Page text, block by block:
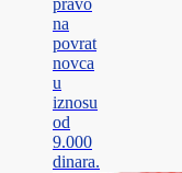
pravo
na
povrat
novca
u
iznosu
od
9.000
dinara.